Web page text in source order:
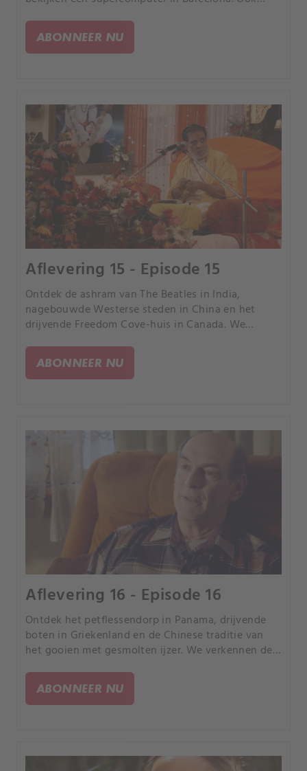
naar de verlaten resorts in Bombay Beach in
Californië.
ABONNEER NU
Aflevering 15 - Episode 15
Ontdek de ashram van The Beatles in India,
nagebouwde Westerse steden in China en het
drijvende Freedom Cove-huis in Canada. We
een Braziliaans park met slechts één boom en een
glasfabriek in Israël.
ABONNEER NU
Aflevering 16 - Episode 16
Ontdek het petflessendorp in Panama, drijvende
boten in Griekenland en de Chinese traditie van
het gooien met gesmolten ijzer. We verkennen de
de impact van de Centralia-mijnbrand in
Pennsylvania.
ABONNEER NU